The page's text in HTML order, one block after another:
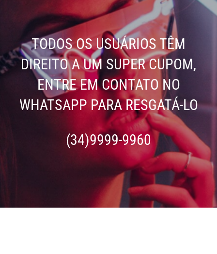
TODOS OS USUÁRIOS TÊM
DIREITO A UM SUPER CUPOM,
ENTRE EM CONTATO NO
WHATSAPP PARA RESGATÁ-LO
(34)9999-9960